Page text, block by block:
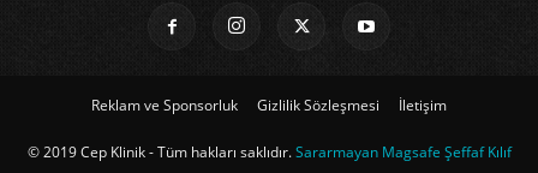
Reklam ve Sponsorluk Gizlilik Sözleşmesi İletişim
© 2019 Cep Klinik - Tüm hakları saklıdır.Sararmayan Magsafe Şeffaf Kılıf